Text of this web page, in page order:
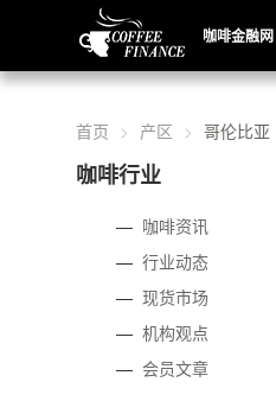
咖啡金融网
首页 产区 哥伦比亚
咖啡行业
— 咖啡资讯
—行业动态
—现货市场
—机构观点
—会员文章